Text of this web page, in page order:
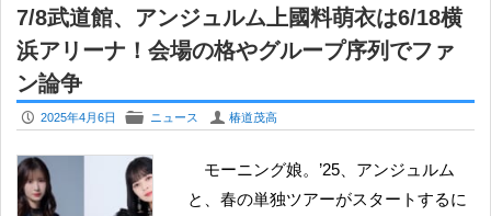
7/8武道館、アンジュルム上國料萌衣は6/18横
浜アリーナ！会場の格やグループ序列でファ
ン論争
P 2025年4月6日 F ニュース U 椿道茂高
モーニング娘。’25、アンジュルム
と、春の単独ツアーがスタートするに